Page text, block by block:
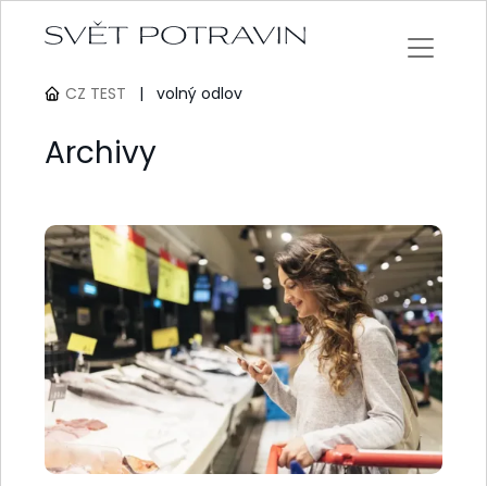
CZ TEST | volný odlov
Archivy